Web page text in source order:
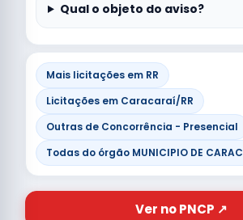
Qual o objeto do aviso?
Mais licitações em RR
Licitações em Caracaraí/RR
Outras de Concorrência - Presencial
Todas do órgão MUNICIPIO DE
Ver no PNCP ↗